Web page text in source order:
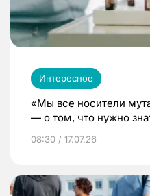
Интересное
«Мы все носители
— о том, что нужно
08:30 / 17.07.26